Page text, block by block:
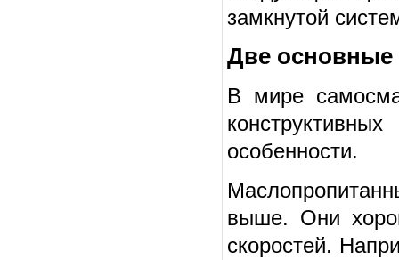
замкнутой
Две основные
В мире
особенности.
выше. Они
скоростей.